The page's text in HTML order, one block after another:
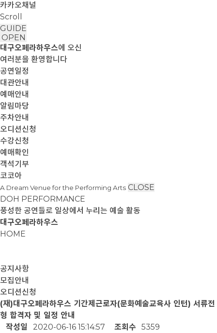
카카오채널
Scroll
GUIDE
OPEN
대구오페라하우스에 오신
여러분을 환영합니다
공연일정
대관안내
예매안내
알림마당
주차안내
오디션신청
수강신청
예매확인
객석기부
코코아
A Dream Venue for the Performing Arts CLOSE
DOH PERFORMANCE
풍성한 공연들로 일상에서 누리는 예술 활동
대구오페라하우스
HOME
공지사항
모집안내
오디션신청
(재)대구오페라하우스 기간제근로자(문화예술교육사 인턴) 서류전
형 합격자 및 일정 안내
작성일
2020-06-16 15:14:57 조회수
5359